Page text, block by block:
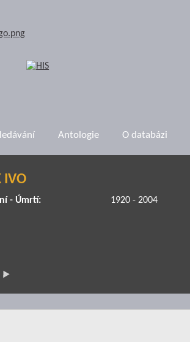
Antologie O databázi
IVO
- Úmrtí: 1920 - 2004